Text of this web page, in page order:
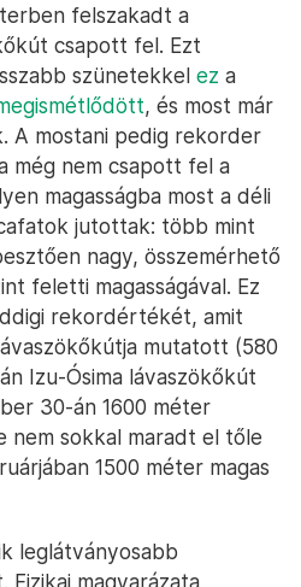
felszakadt a
csapott fel. Ezt
szünetekkel ez a
, és most már
A mostani pedig rekorder
még nem csapott fel a
magasságba most a déli
jutottak: több mint
nagy, összemérhető
feletti magasságával. Ez
rekordértékét, amit
mutatott (580
Izu-Ósima lávaszökőkút
30-án 1600 méter
nem sokkal maradt el tőle
1500 méter magas
leglátványosabb
Fizikai magyarázata